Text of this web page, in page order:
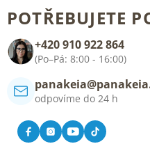
Všeobecné obchodní
O nás
Kontakt
POTŘEBUJETE
+420 910 922 864
(Po–Pá: 8:00 - 16:00)
odpovíme do 24 h